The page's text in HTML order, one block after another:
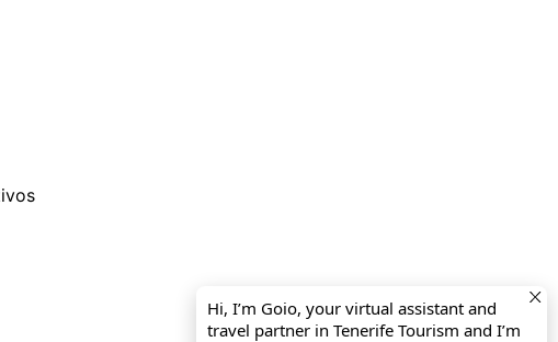
Hi, I’m Goio, your virtual assistant and
travel partner in Tenerife Tourism and I’m